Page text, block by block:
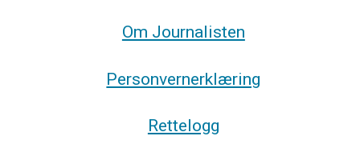
Om Journalisten
Personvernerklæring
Rettelogg